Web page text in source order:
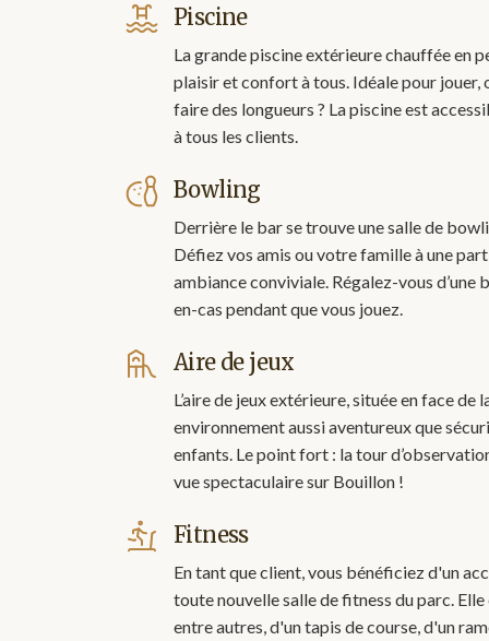
Piscine
La grande piscine extérieure chauffée en
plaisir et confort à tous. Idéale pour jouer,
faire des longueurs ? La piscine est
à tous les clients.
Bowling
Derrière le bar se trouve une salle de
Défiez vos amis ou votre famille à une
ambiance conviviale. Régalez-vous d’une
en-cas pendant que vous jouez.
Aire de jeux
L’aire de jeux extérieure, située en face de
environnement aussi aventureux que
enfants. Le point fort : la tour
vue spectaculaire sur Bouillon !
Fitness
En tant que client, vous bénéficiez d'un
toute nouvelle salle de fitness du parc. Elle
entre autres, d'un tapis de course, d'un